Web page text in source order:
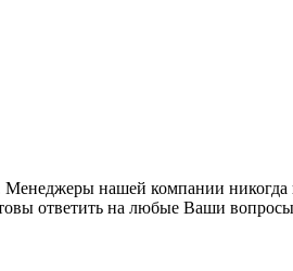
нашей компании никогда
ответить на любые Ваши